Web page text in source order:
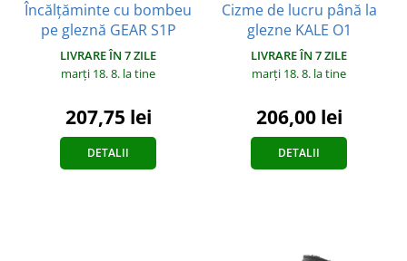
Încălțăminte cu bombeu
pe gleznă GEAR S1P
LIVRARE ÎN 7 ZILE
marți 18. 8. la tine
207,75 lei
DETALII
Cizme de lucru până la
glezne KALE O1
LIVRARE ÎN 7 ZILE
marți 18. 8. la tine
206,00 lei
DETALII